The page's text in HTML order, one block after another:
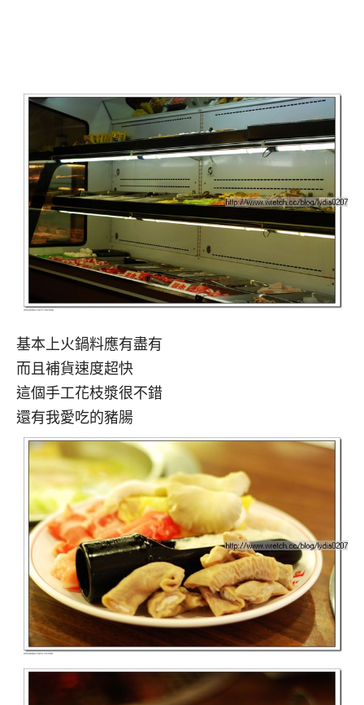
基本上火鍋料應有盡有
而且補貨速度超快
這個手工花枝漿很不錯
還有我愛吃的豬腸